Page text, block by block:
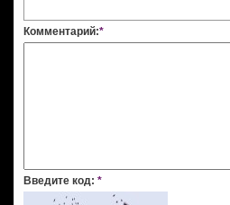
Комментарий:*
Введите код: *